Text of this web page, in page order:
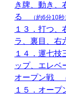
き牌、動き、
る
（約6分10秒
１３．打つ、
ラ、裏目、
１４．運七技
ップ、エレベ
オープン戦
１５．オープ